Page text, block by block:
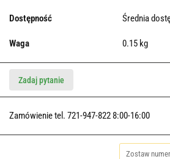
Dostępność Średnia
Waga 0.15 kg
Zadaj pytanie
Zamówienie tel. 721-947-822 8:00-16:00